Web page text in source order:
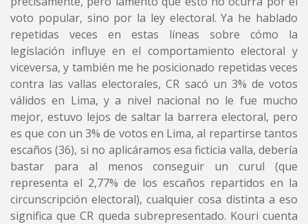
voto popular, sino por la ley electoral. Ya he hablado
repetidas veces en estas líneas sobre cómo la
legislación influye en el comportamiento electoral y
viceversa, y también me he posicionado repetidas veces
contra las vallas electorales, CR sacó un 3% de votos
válidos en Lima, y a nivel nacional no le fue mucho
mejor, estuvo lejos de saltar la barrera electoral, pero
es que con un 3% de votos en Lima, al repartirse tantos
escaños (36), si no aplicáramos esa ficticia valla, debería
bastar para al menos conseguir un curul (que
representa el 2,77% de los escaños repartidos en la
circunscripción electoral), cualquier cosa distinta a eso
significa que CR queda subrepresentado. Kouri cuenta